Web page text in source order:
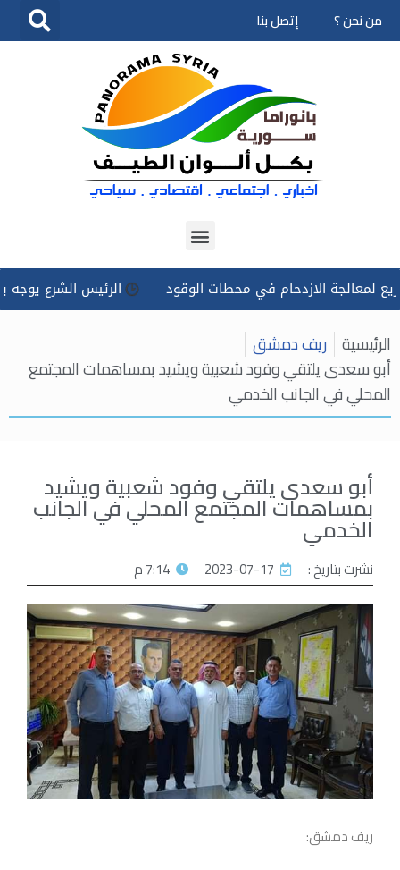
تخطى
من نحن ؟ إتصل بنا
الازدحام في محطات الوقود الرئيس الشرع يوجه بتسخير
الرئيسية ريف دمشق
أبو سعدى يلتقي وفود شعبية ويشيد بمساهمات المجتمع
المحلي في الجانب الخدمي
أبو سعدى يلتقي وفود شعبية ويشيد
بمساهمات المجتمع المحلي في الجانب
الخدمي
نشرت بتاريخ : 2023-07-17 7:14 م
ريف دمشق: